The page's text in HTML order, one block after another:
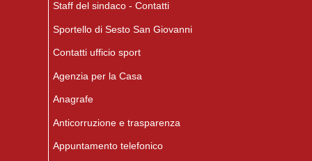
Staff del sindaco - Contatti
Sportello di Sesto San Giovanni
Contatti ufficio sport
Agenzia per la Casa
Anagrafe
Anticorruzione e trasparenza
Appuntamento telefonico